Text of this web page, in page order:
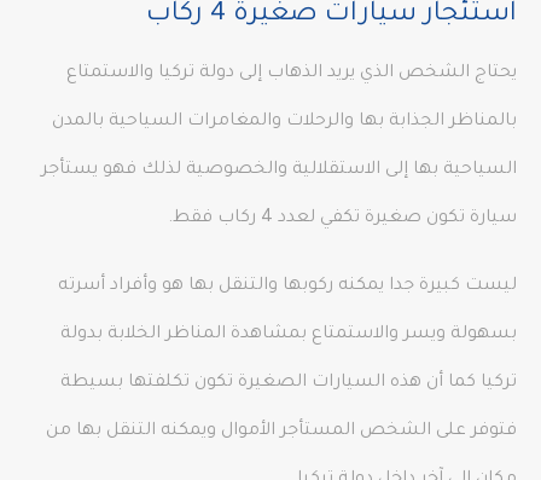
استئجار سيارات صغيرة 4 ركاب
يحتاج الشخص الذي يريد الذهاب إلى دولة تركيا والاستمتاع
بالمناظر الجذابة بها والرحلات والمغامرات السياحية بالمدن
السياحية بها إلى الاستقلالية والخصوصية لذلك فهو يستأجر
سيارة تكون صغيرة تكفي لعدد 4 ركاب فقط.
ليست كبيرة جدا يمكنه ركوبها والتنقل بها هو وأفراد أسرته
بسهولة ويسر والاستمتاع بمشاهدة المناظر الخلابة بدولة
تركيا كما أن هذه السيارات الصغيرة تكون تكلفتها بسيطة
فتوفر على الشخص المستأجر الأموال ويمكنه التنقل بها من